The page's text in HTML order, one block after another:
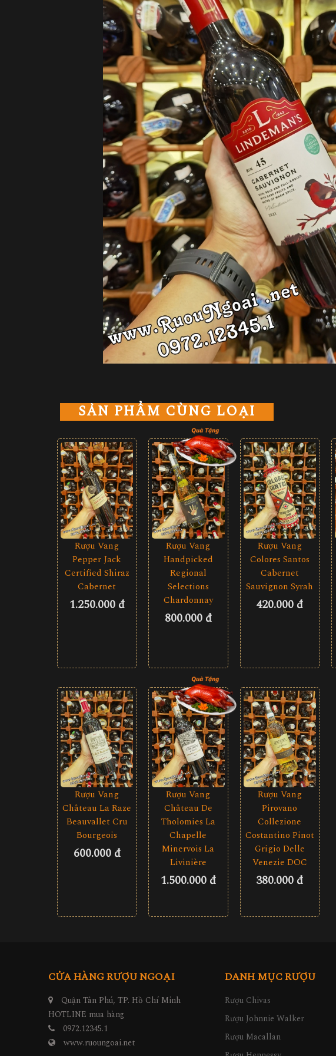
SẢN PHẨM CÙNG LOẠI
Rượu Vang
Pepper Jack
Certified Shiraz
Cabernet
1.250.000 đ
Rượu Vang
Handpicked
Regional
Selections
Chardonnay
800.000 đ
Rượu Vang
Colores Santos
Cabernet
Sauvignon Syrah
420.000 đ
Rượu Vang
Château La Raze
Beauvallet Cru
Bourgeois
600.000 đ
Rượu Vang
Château De
Tholomies La
Chapelle
Minervois La
Livinière
1.500.000 đ
Rượu Vang
Pirovano
Collezione
Costantino Pinot
Grigio Delle
Venezie DOC
380.000 đ
CỬA HÀNG RƯỢU NGOẠI
Quận Tân Phú, TP. Hồ Chí Minh
HOTLINE mua hàng
0972.12345.1
www.ruoungoai.net
DANH MỤC RƯỢU
Rượu Chivas
Rượu Johnnie Walker
Rượu Macallan